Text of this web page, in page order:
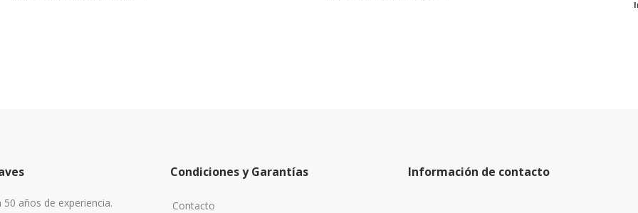
años de experiencia.
Condiciones y Garantías
Contacto
Información de contacto